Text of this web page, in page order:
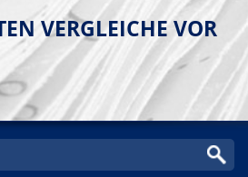
VERGLEICHE VOR